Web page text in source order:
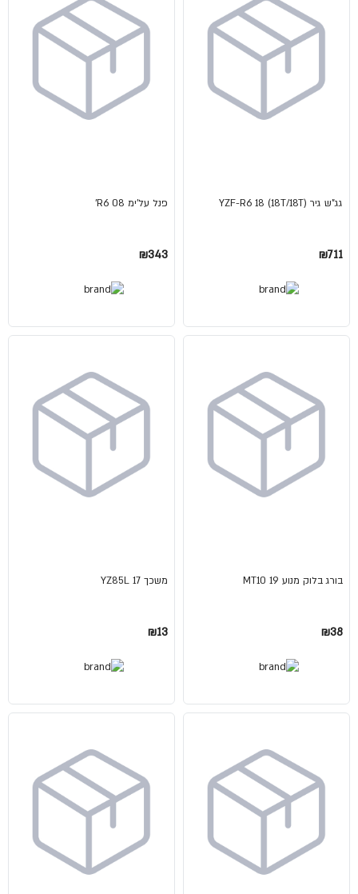
גג"ש גיר (18T/18T) YZF-R6 18
₪711
פנל על'ימ 08 R6'
₪343
בורג בלוק מנוע MT10 19
₪38
משכך YZ85L 17
₪13